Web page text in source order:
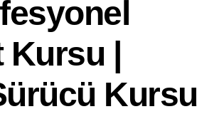
Kursu |
Kursu